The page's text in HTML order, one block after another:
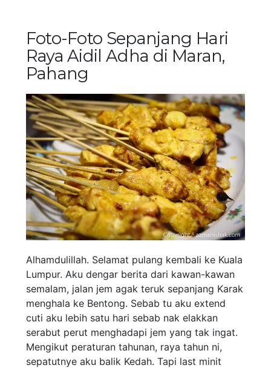
Foto-Foto Sepanjang Hari
Raya Aidil Adha di Maran,
Pahang
Alhamdulillah. Selamat pulang kembali ke Kuala
Lumpur. Aku dengar berita dari kawan-kawan
semalam, jalan jem agak teruk sepanjang Karak
menghala ke Bentong. Sebab tu aku extend
cuti aku lebih satu hari sebab nak elakkan
serabut perut menghadapi jem yang tak ingat.
Mengikut peraturan tahunan, raya tahun ni,
sepatutnye aku balik Kedah. Tapi last minit